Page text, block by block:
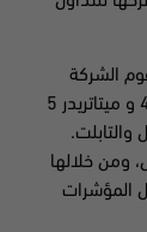
الشركة
بإرسال بيانات الدخول على منصة التداول ميتاتريدر 4 و ميتاتريدر 5
والتابلت.
ومن خلالها
المؤشرات